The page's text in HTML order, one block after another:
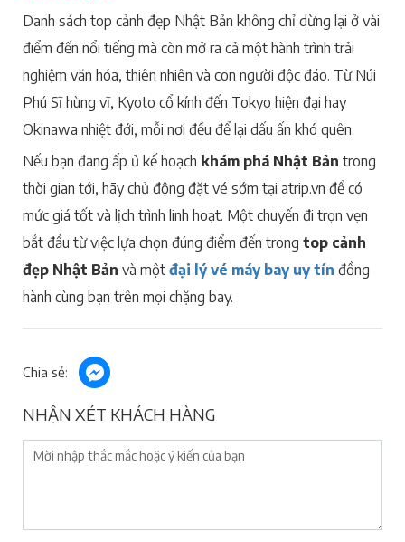
Danh sách top cảnh đẹp Nhật Bản không chỉ dừng lại ở vài
điểm đến nổi tiếng mà còn mở ra cả một hành trình trải
nghiệm văn hóa, thiên nhiên và con người độc đáo. Từ Núi
Phú Sĩ hùng vĩ, Kyoto cổ kính đến Tokyo hiện đại hay
Okinawa nhiệt đới, mỗi nơi đều để lại dấu ấn khó quên.
Nếu bạn đang ấp ủ kế hoạch khám phá Nhật Bản trong
thời gian tới, hãy chủ động đặt vé sớm tại atrip.vn để có
mức giá tốt và lịch trình linh hoạt. Một chuyến đi trọn vẹn
bắt đầu từ việc lựa chọn đúng điểm đến trong top cảnh
đẹp Nhật Bản và một đại lý vé máy bay uy tín đồng
hành cùng bạn trên mọi chặng bay.
Chia sẻ:
NHẬN XÉT KHÁCH HÀNG